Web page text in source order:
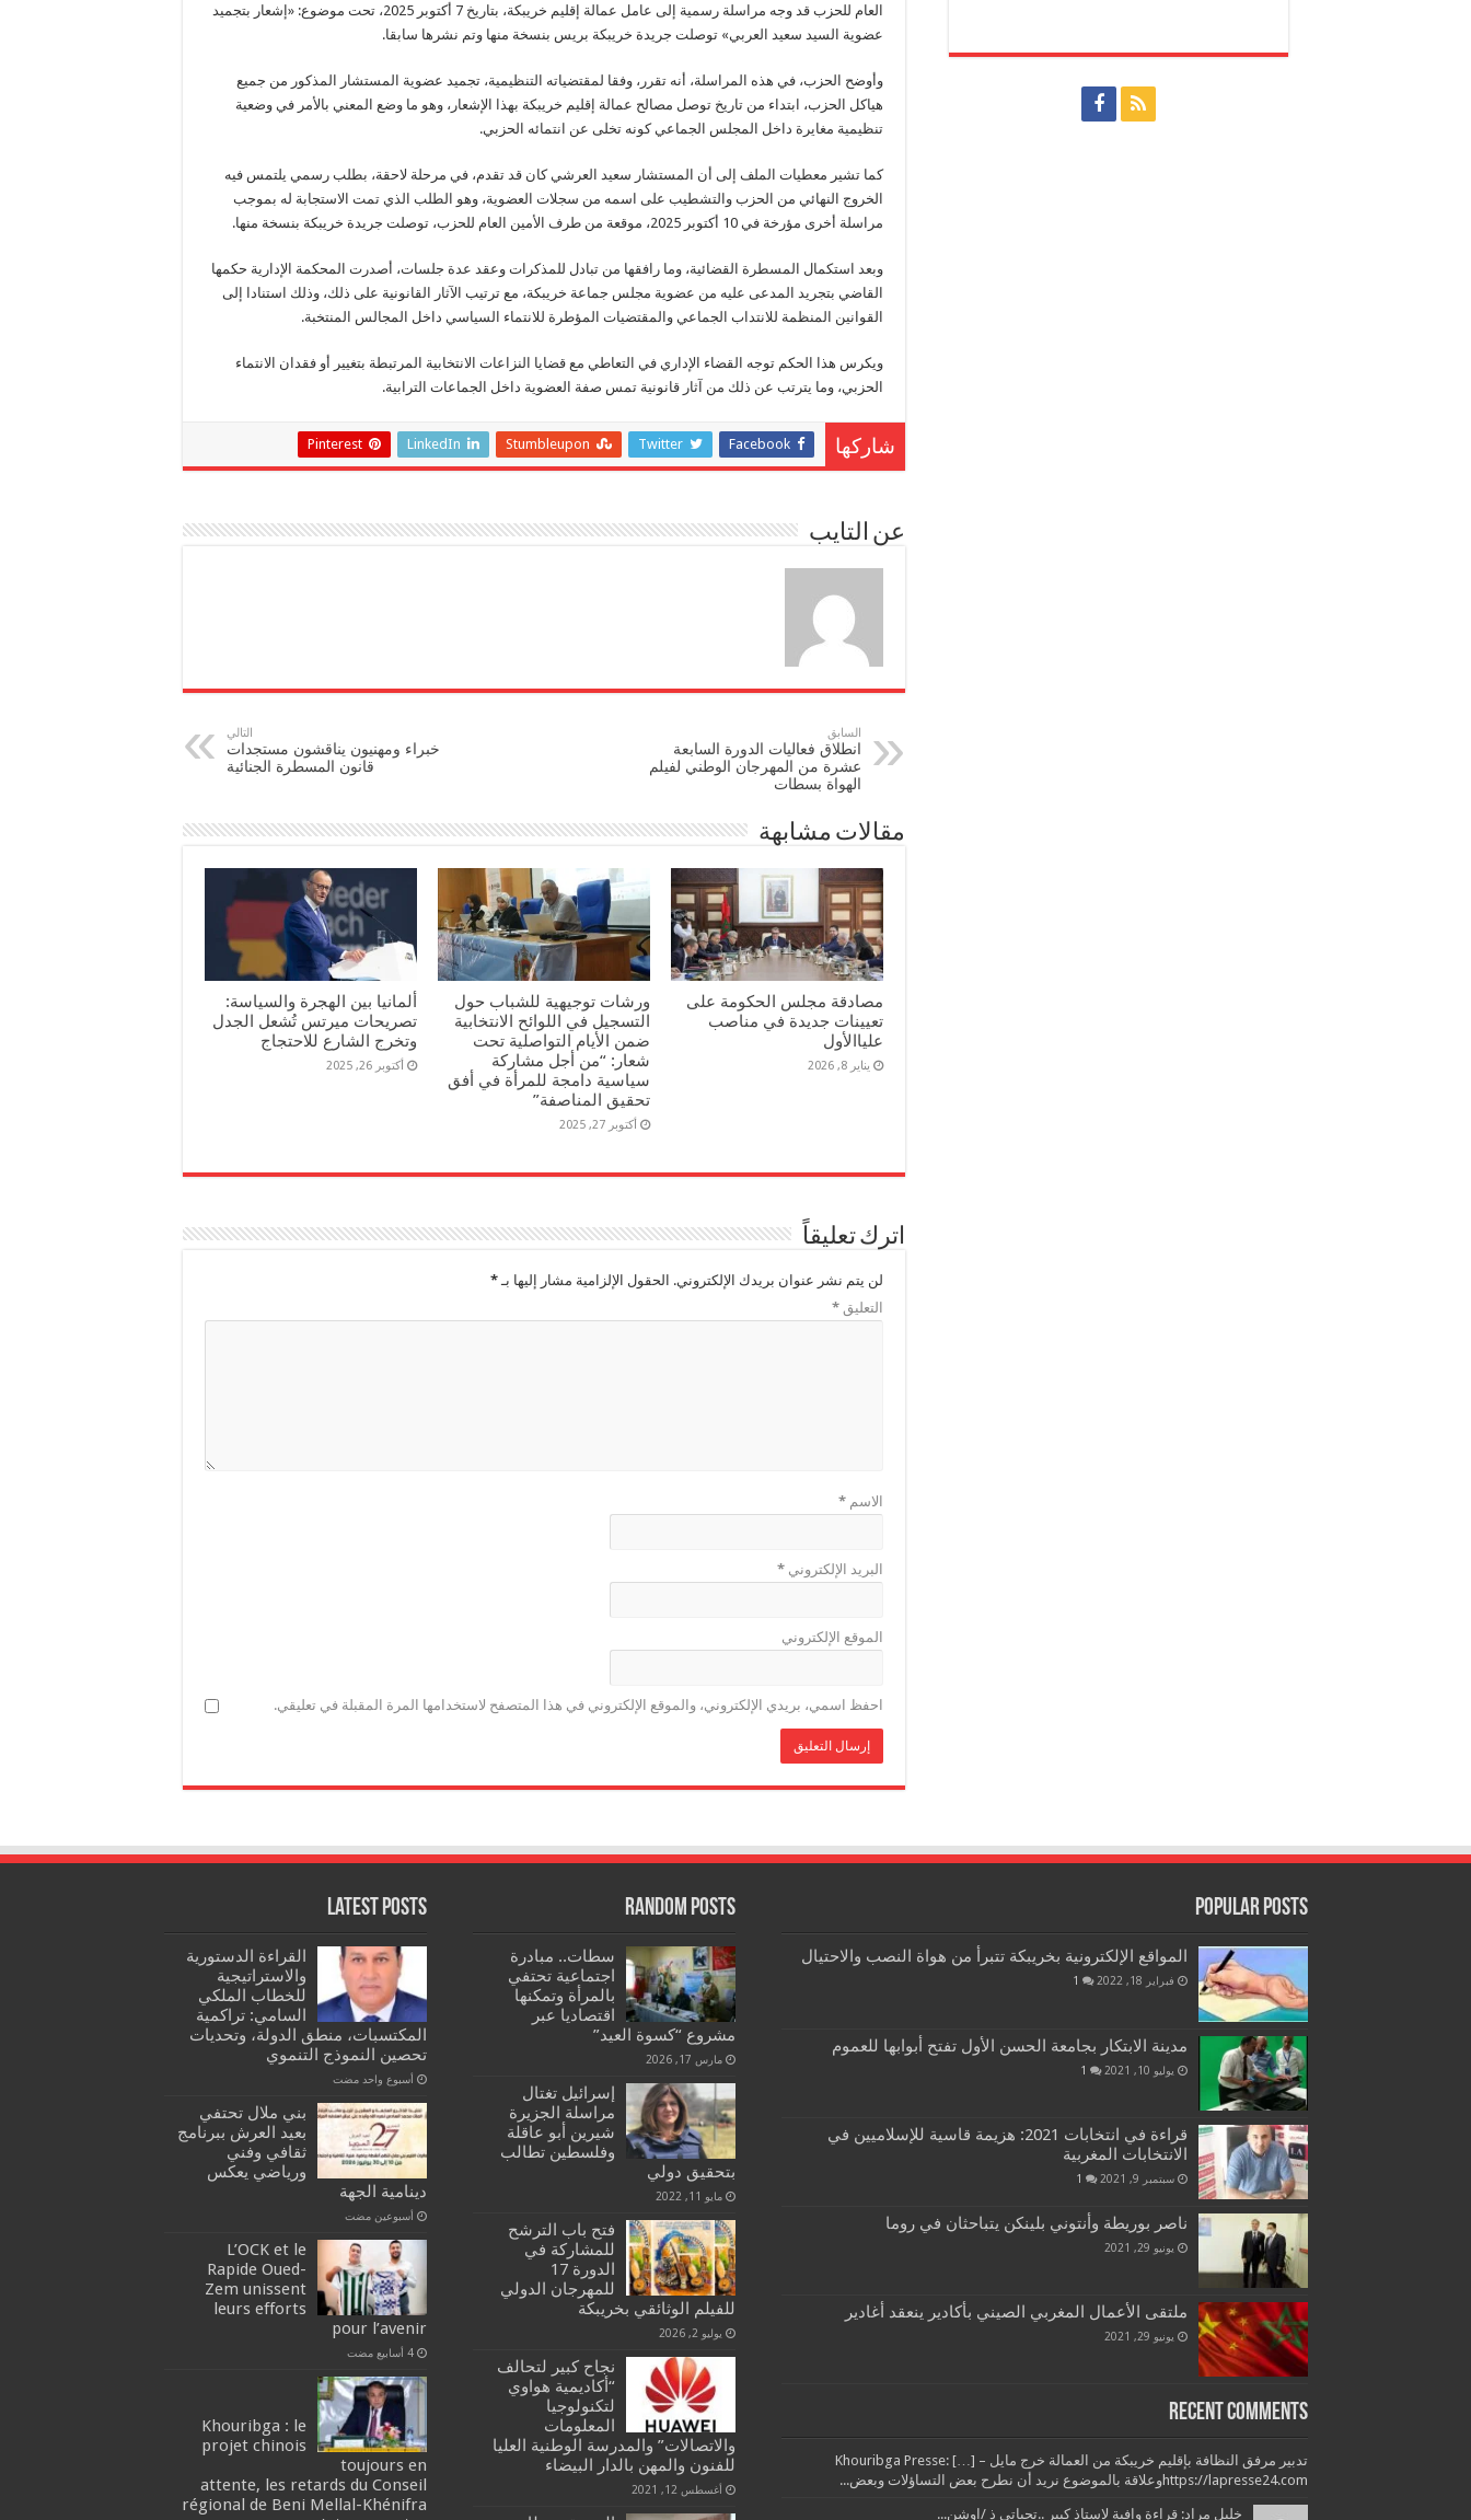
العام للحزب قد وجه مراسلة رسمية إلى عامل عمالة إقليم خريبكة، بتاريخ 7 أكتوبر 2025، تحت موضوع: «إشعار بتجميد
عضوية السيد سعيد العربي» توصلت جريدة خريبكة بريس بنسخة منها وتم نشرها سابقا.
وأوضح الحزب، في هذه المراسلة، أنه تقرر، وفقا لمقتضياته التنظيمية، تجميد عضوية المستشار المذكور من جميع
هياكل الحزب، ابتداء من تاريخ توصل مصالح عمالة إقليم خريبكة بهذا الإشعار، وهو ما وضع المعني بالأمر في وضعية
تنظيمية مغايرة داخل المجلس الجماعي كونه تخلى عن انتمائه الحزبي.
كما تشير معطيات الملف إلى أن المستشار سعيد العرشي كان قد تقدم، في مرحلة لاحقة، بطلب رسمي يلتمس فيه
الخروج النهائي من الحزب والتشطيب على اسمه من سجلات العضوية، وهو الطلب الذي تمت الاستجابة له بموجب
مراسلة أخرى مؤرخة في 10 أكتوبر 2025، موقعة من طرف الأمين العام للحزب، توصلت جريدة خريبكة بنسخة منها.
وبعد استكمال المسطرة القضائية، وما رافقها من تبادل للمذكرات وعقد عدة جلسات، أصدرت المحكمة الإدارية حكمها
القاضي بتجريد المدعى عليه من عضوية مجلس جماعة خريبكة، مع ترتيب الآثار القانونية على ذلك، وذلك استنادا إلى
القوانين المنظمة للانتداب الجماعي والمقتضيات المؤطرة للانتماء السياسي داخل المجالس المنتخبة.
ويكرس هذا الحكم توجه القضاء الإداري في التعاطي مع قضايا النزاعات الانتخابية المرتبطة بتغيير أو فقدان الانتماء
الحزبي، وما يترتب عن ذلك من آثار قانونية تمس صفة العضوية داخل الجماعات الترابية.
شاركها Facebook
Twitter
Stumbleupon
LinkedIn
Pinterest
عن التايب
السابق
انطلاق فعاليات الدورة السابعة
عشرة من المهرجان الوطني لفيلم
الهواة بسطات
التالي
خبراء ومهنيون يناقشون مستجدات
قانون المسطرة الجنائية
مقالات مشابهة
مصادقة مجلس الحكومة على
تعيينات جديدة في مناصب
علياالأول ‫‫‫‏
يناير 8, 2026
ورشات توجيهية للشباب حول
التسجيل في اللوائح الانتخابية
ضمن الأيام التواصلية تحت
شعار: “من أجل مشاركة
سياسية دامجة للمرأة في أفق
تحقيق المناصفة”
أكتوبر 27, 2025
ألمانيا بين الهجرة والسياسة:
تصريحات ميرتس تُشعل الجدل
وتخرج الشارع للاحتجاج
أكتوبر 26, 2025
اترك تعليقاً
لن يتم نشر عنوان بريدك الإلكتروني. الحقول الإلزامية مشار إليها بـ*
التعليق *
الاسم *
البريد الإلكتروني *
الموقع الإلكتروني
احفظ اسمي، بريدي الإلكتروني، والموقع الإلكتروني في هذا المتصفح لاستخدامها المرة المقبلة في تعليقي.
Popular Posts
المواقع الإلكترونية بخريبكة تتبرأ من هواة النصب والاحتيال
فبراير 18, 2022 1
مدينة الابتكار بجامعة الحسن الأول تفتح أبوابها للعموم
يوليو 10, 2021 1
قراءة في انتخابات 2021: هزيمة قاسية للإسلاميين في
الانتخابات المغربية
سبتمبر 9, 2021 1
ناصر بوريطة وأنتوني بلينكن يتباحثان في روما
يونيو 29, 2021
ملتقى الأعمال المغربي الصيني بأكادير ينعقد أغادير
يونيو 29, 2021
Recent Comments
تدبير مرفق النظافة بإقليم خريبكة من العمالة خرج مايل – Khouribga Presse: […]
https://lapresse24.comوعلاقة بالموضوع نريد أن نطرح بعض التساؤلات وبعض...
خليل مراد: قراءة وافية لاستاذ كبير ..تحياتي ذ /اوشن...
Random Posts
سطات.. مبادرة
اجتماعية تحتفي
بالمرأة وتمكنها
اقتصاديا عبر
مشروع “كسوة العيد”
مارس 17, 2026
إسرائيل تغتال
مراسلة الجزيرة
شيرين أبو عاقلة
وفلسطين تطالب
بتحقيق دولي
مايو 11, 2022
فتح باب الترشح
للمشاركة في
الدورة 17
للمهرجان الدولي
للفيلم الوثائقي بخريبكة
يوليو 2, 2026
نجاح كبير لتحالف
“أكاديمية هواوي
لتكنولوجيا
المعلومات
والاتصالات” والمدرسة الوطنية العليا
للفنون والمهن بالدار البيضاء
أغسطس 12, 2021
Latest Posts
القراءة الدستورية
والاستراتيجية
للخطاب الملكي
السامي: تراكمية
المكتسبات، منطق الدولة، وتحديات
تحصين النموذج التنموي
‏أسبوع واحد مضت
بني ملال تحتفي
بعيد العرش ببرنامج
ثقافي وفني
ورياضي يعكس
دينامية الجهة
‏أسبوعين مضت
L’OCK et le
Rapide Oued-
Zem unissent
leurs efforts
pour l’avenir
‏4 أسابيع مضت
Khouribga : le
projet chinois
toujours en
attente, les retards du Conseil
régional de Beni Mellal-Khénifra